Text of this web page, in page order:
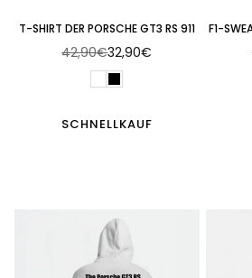
T-SHIRT DER PORSCHE GT3 RS 911
Normaler
Preis
42,90€32,90€
SCHNELLKAUF
F1-